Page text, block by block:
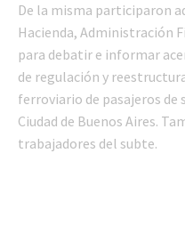
De la misma participaron
Hacienda, Administración
para debatir e informar
de regulación y
ferroviario de pasajeros de
Ciudad de Buenos Aires.
trabajadores del subte.